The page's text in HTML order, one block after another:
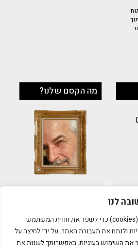
לנו
אנו משתמשים בעוגיות (cookies) כדי לשפר את חווית המשתמש
ולנתח את תעבורת האתר. על ידי לחיצה על
השימוש בעוגיות. באפשרותך לשנות את
מה הקסם שלנו?